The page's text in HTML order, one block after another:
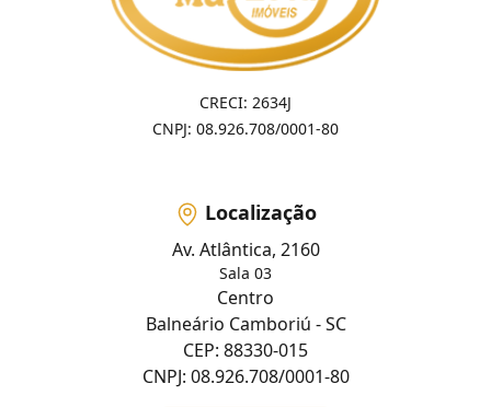
CRECI: 2634J
CNPJ: 08.926.708/0001-80
Localização
Av. Atlântica, 2160
Sala 03
Centro
Balneário Camboriú - SC
CEP: 88330-015
CNPJ: 08.926.708/0001-80